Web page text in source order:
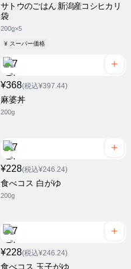
サトウのごはん 新潟産コシヒカリ
袋
200g×5
¥ スーパー価格
¥368(税込¥397.44)
麻婆丼
200g
¥228(税込¥246.24)
食べコス 白がゆ
200g
¥228(税込¥246.24)
食べコス 玉子がゆ